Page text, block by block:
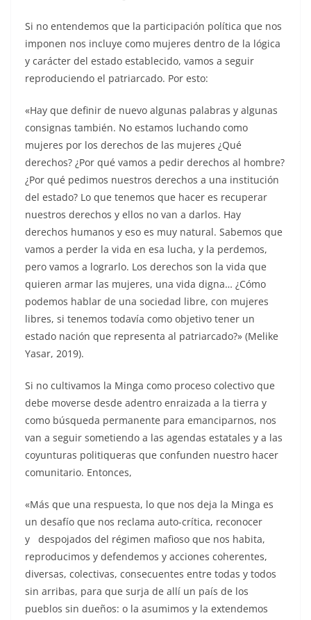
Si no entendemos que la participación política que nos
imponen nos incluye como mujeres dentro de la lógica
y carácter del estado establecido, vamos a seguir
reproduciendo el patriarcado. Por esto:
«Hay que definir de nuevo algunas palabras y algunas
consignas también. No estamos luchando como
mujeres por los derechos de las mujeres ¿Qué
derechos? ¿Por qué vamos a pedir derechos al hombre?
¿Por qué pedimos nuestros derechos a una institución
del estado? Lo que tenemos que hacer es recuperar
nuestros derechos y ellos no van a darlos. Hay
derechos humanos y eso es muy natural. Sabemos que
vamos a perder la vida en esa lucha, y la perdemos,
pero vamos a lograrlo. Los derechos son la vida que
quieren armar las mujeres, una vida digna… ¿Cómo
podemos hablar de una sociedad libre, con mujeres
libres, si tenemos todavía como objetivo tener un
estado nación que representa al patriarcado?» (Melike
Yasar, 2019).
Si no cultivamos la Minga como proceso colectivo que
debe moverse desde adentro enraizada a la tierra y
como búsqueda permanente para emanciparnos, nos
van a seguir sometiendo a las agendas estatales y a las
coyunturas politiqueras que confunden nuestro hacer
comunitario. Entonces,
«Más que una respuesta, lo que nos deja la Minga es
un desafío que nos reclama auto-crítica, reconocer
y despojados del régimen mafioso que nos habita,
reproducimos y defendemos y acciones coherentes,
diversas, colectivas, consecuentes entre todas y todos
sin arribas, para que surja de allí un país de los
pueblos sin dueños: o la asumimos y la extendemos